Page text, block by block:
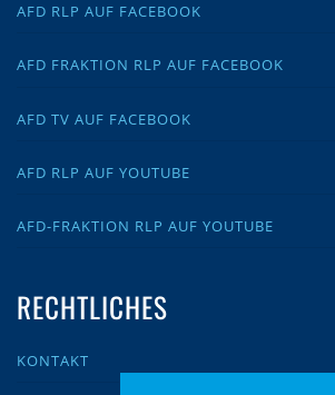
AFD RLP AUF FACEBOOK
AFD FRAKTION RLP AUF FACEBOOK
AFD TV AUF FACEBOOK
AFD RLP AUF YOUTUBE
AFD-FRAKTION RLP AUF YOUTUBE
RECHTLICHES
KONTAKT